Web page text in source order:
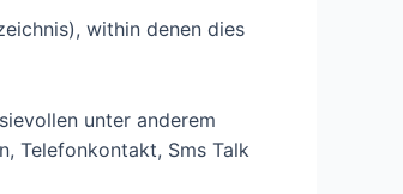
within denen dies
unter anderem
Telefonkontakt, Sms Talk